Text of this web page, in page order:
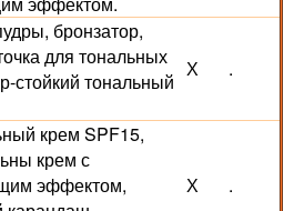
бронзатор,
для тональных
стойкий тональный
Х .
крем SPF15,
крем с
эффектом,
Х .